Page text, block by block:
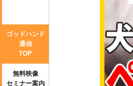
ゴッドハンド
通信
TOP
無料映像
セミナー案内